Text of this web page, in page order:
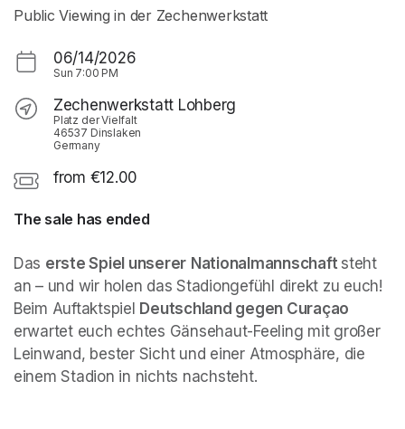
Public Viewing in der Zechenwerkstatt
06/14/2026
Sun 7:00 PM
Zechenwerkstatt Lohberg
Platz der Vielfalt
46537 Dinslaken
Germany
from €12.00
The sale has ended
Das erste Spiel unserer Nationalmannschaft steht
an – und wir holen das Stadiongefühl direkt zu euch!
Beim Auftaktspiel Deutschland gegen Curaçao
erwartet euch echtes Gänsehaut-Feeling mit großer
Leinwand, bester Sicht und einer Atmosphäre, die
einem Stadion in nichts nachsteht.